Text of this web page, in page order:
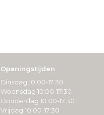
Openingstijden
Dinsdag 10:00-17:30
Woensdag 10:00-17:30
Donderdag 10:00-17:30
Vrijdag 10:00-17:30